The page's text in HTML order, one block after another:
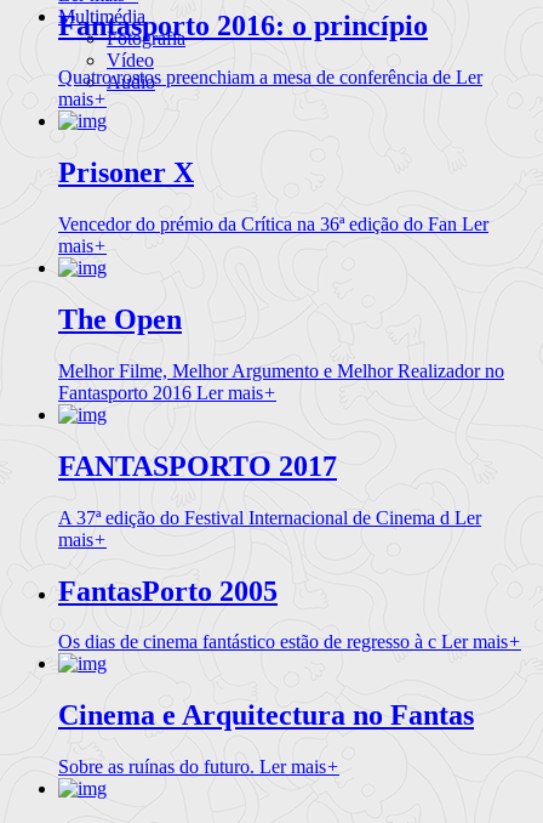
Multimédia
Fotografia
Vídeo
Audio
Fantasporto 2016: o princípio
Quatro rostos preenchiam a mesa de conferência de Ler
mais+
Prisoner X
Vencedor do prémio da Crítica na 36ª edição do Fan Ler
mais+
The Open
Melhor Filme, Melhor Argumento e Melhor Realizador no
Fantasporto 2016 Ler mais+
FANTASPORTO 2017
A 37ª edição do Festival Internacional de Cinema d Ler
mais+
FantasPorto 2005
Os dias de cinema fantástico estão de regresso à c Ler mais+
Cinema e Arquitectura no Fantas
Sobre as ruínas do futuro. Ler mais+